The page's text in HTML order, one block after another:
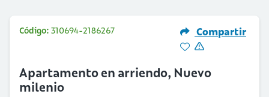
Código: 310694-2186267 Compartir
Apartamento en arriendo, Nuevo
milenio